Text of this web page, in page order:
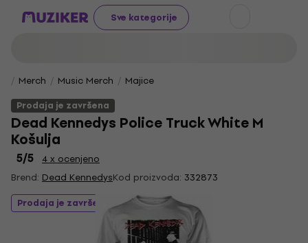
Sve kategorije
Merch Music Merch
Majice
Prodaja je završena
Dead Kennedys Police Truck White M
Košulja
5/5 4 x ocenjeno
Brend: Dead KennedysKod proizvoda: 332873
Prodaja je završena